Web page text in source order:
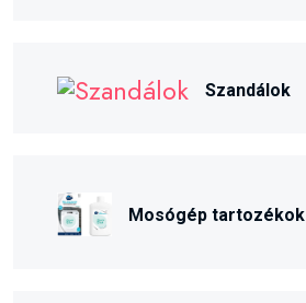
Szandálok
Mosógép tartozékok